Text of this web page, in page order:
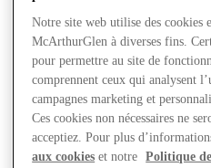
Notre site web utilise des cookies
McArthurGlen à diverses fins.
pour permettre au site de
comprennent ceux qui analysent
campagnes marketing et
Ces cookies non nécessaires ne
acceptiez. Pour plus
aux cookies et notre Politique